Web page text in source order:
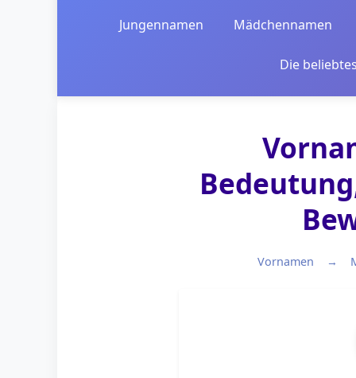
Jungennamen Mädchennamen
Die
Vornamen